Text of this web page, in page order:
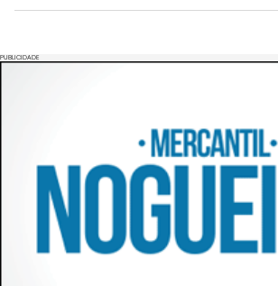
PUBLICIDADE